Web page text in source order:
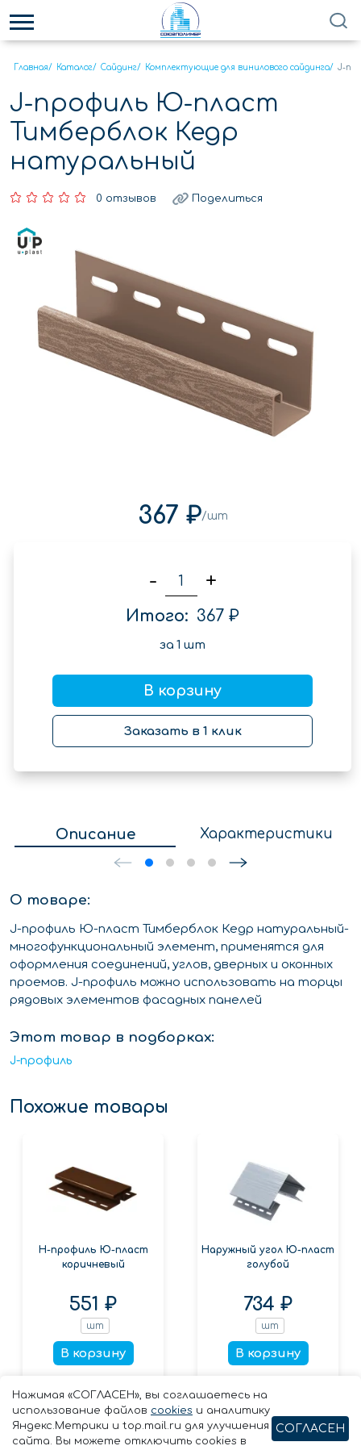
Главная/ Каталог/ Сайдинг/ Комплектующие для винилового сайдинга/ J-
J-профиль Ю-пласт
Тимберблок Кедр
натуральный
0 отзывов Поделиться
367 ₽/шт
- +
Итого: 367 ₽
за 1 шт
В корзину
Заказать в 1 клик
Описание Характеристики
О товаре:
J-профиль Ю-пласт Тимберблок Кедр натуральный-
многофункциональный элемент, применятся для
оформления соединений, углов, дверных и оконных
проемов. J-профиль можно использовать на торцы
рядовых элементов фасадных панелей
Этот товар в подборках:
J-профиль
Похожие товары
Н-профиль Ю-пласт
коричневый
551 ₽
шт
В корзину
Наружный угол Ю-пласт
голубой
734 ₽
шт
В корзину
Нажимая «СОГЛАСЕН», вы соглашаетесь на
использование файлов cookies и аналитику
Яндекс.Метрики и top.mail.ru для улучшения
сайта. Вы можете отключить cookies в
СОГЛАСЕН